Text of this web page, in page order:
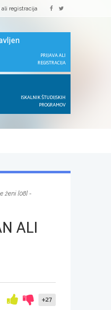
ali registracija
PRIJAVA ALI
REGISTRACIJA
ISKALNIK ŠTUDIJSKIH
PROGRAMOV
ženi [08] -
ALI
+27